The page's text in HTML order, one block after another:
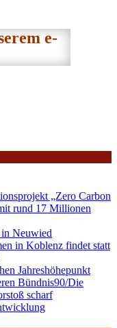
e-
„Zero Carbon
rund 17 Millionen
Neuwied
in Koblenz findet statt
Jahreshöhepunkt
Bündnis90/Die
scharf